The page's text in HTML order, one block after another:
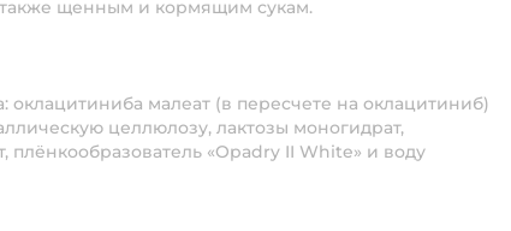
также щенным и кормящим сукам.
оклацитиниба малеат (в пересчете на оклацитиниб)
целлюлозу, лактозы моногидрат,
плёнкообразователь «Opadry II White» и воду